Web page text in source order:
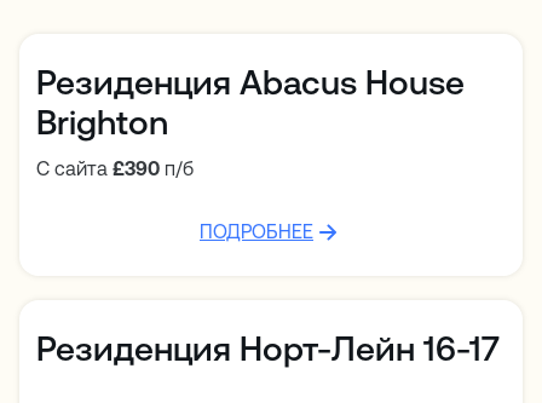
Резиденция Abacus House
Brighton
С сайта £390 п/б
ПОДРОБНЕЕ
Резиденция Норт-Лейн 16-17